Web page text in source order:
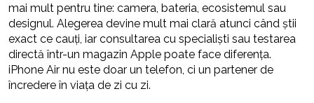
mai mult pentru tine: camera, bateria, ecosistemul sau
designul. Alegerea devine mult mai clară atunci când știi
exact ce cauți, iar consultarea cu specialiști sau testarea
directă într-un magazin Apple poate face diferența.
iPhone Air nu este doar un telefon, ci un partener de
încredere în viața de zi cu zi.